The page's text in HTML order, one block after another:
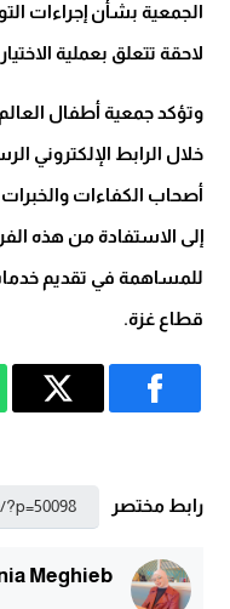
الجمعية بشأن إجراءات
لاحقة تتعلق بعملية
وتؤكد جمعية أطفال
خلال الرابط الإلكتروني
أصحاب الكفاءات
إلى الاستفادة من هذه
للمساهمة في تقديم
قطاع غزة.
رابط مختصر
Meghieb ✅